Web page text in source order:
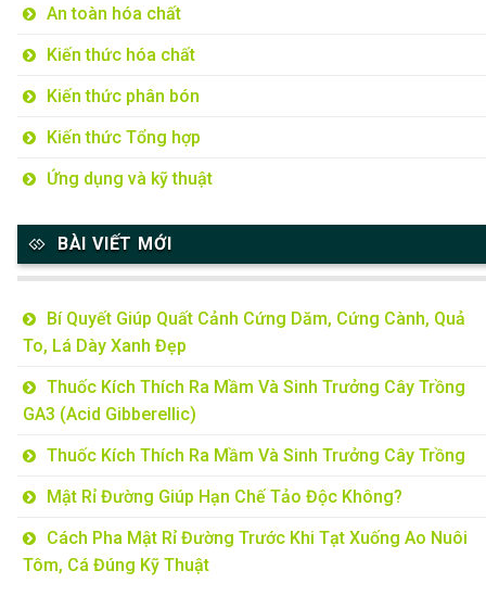
An toàn hóa chất
Kiến thức hóa chất
Kiến thức phân bón
Kiến thức Tổng hợp
Ứng dụng và kỹ thuật
BÀI VIẾT MỚI
Bí Quyết Giúp Quất Cảnh Cứng Dăm, Cứng Cành, Quả
To, Lá Dày Xanh Đẹp
Thuốc Kích Thích Ra Mầm Và Sinh Trưởng Cây Trồng
GA3 (Acid Gibberellic)
Thuốc Kích Thích Ra Mầm Và Sinh Trưởng Cây Trồng
Mật Rỉ Đường Giúp Hạn Chế Tảo Độc Không?
Cách Pha Mật Rỉ Đường Trước Khi Tạt Xuống Ao Nuôi
Tôm, Cá Đúng Kỹ Thuật